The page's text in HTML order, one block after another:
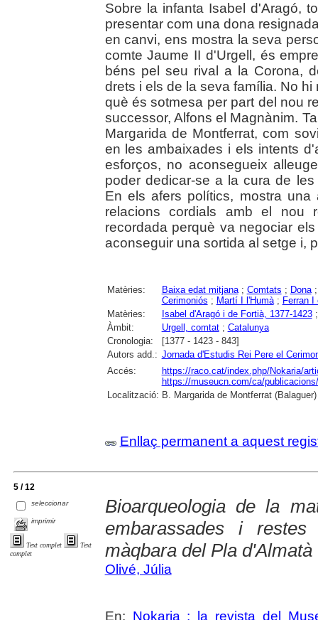
Sobre la infanta Isabel d'Aragó,
presentar com una dona
en canvi, ens mostra la seva
comte Jaume II d'Urgell, és
béns pel seu rival a la Corona,
drets i els de la seva família. No
què és sotmesa per part del nou
successor, Alfons el Magnànim.
Margarida de Montferrat, com
en les ambaixades i els intents
esforços, no aconsegueix
poder dedicar-se a la cura de
En els afers polítics, mostra una
relacions cordials amb el nou
recordada perquè va negociar
aconseguir una sortida al setge i,
Matèries: Baixa edat mitjana; Comtats ; Dona
Cerimoniós ; Martí I l'Humà; Ferran I
Matèries:
Isabel d'Aragó i de Fortià, 1377-1423
Àmbit:
Urgell, comtat; Catalunya
Cronologia:
[1377 - 1423 - 843]
Autors add.: Jornada d'Estudis Rei Pere el
Accés:
https://raco.cat/index.php/Nokaria/
https://museucn.com/ca/
Localització: B. Margarida de Montferrat (Balaguer)
Enllaç permanent a aquest
5 / 12
seleccionar
imprimir
Text complet
Text
complet
Bioarqueologia de la
embarassades i
màqbara del Pla
Olivé, Júlia
En: Nokaria : la revista del